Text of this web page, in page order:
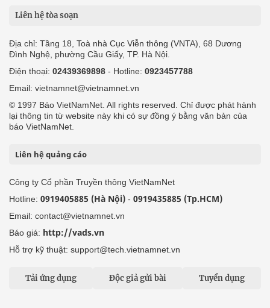
Liên hệ tòa soạn
Địa chỉ: Tầng 18, Toà nhà Cục Viễn thông (VNTA), 68 Dương
Đình Nghệ, phường Cầu Giấy, TP. Hà Nội.
Điện thoại: 02439369898 - Hotline: 0923457788
Email: vietnamnet@vietnamnet.vn
© 1997 Báo VietNamNet. All rights reserved. Chỉ được phát hành
lại thông tin từ website này khi có sự đồng ý bằng văn bản của
báo VietNamNet.
Liên hệ quảng cáo
Công ty Cổ phần Truyền thông VietNamNet
Hotline: 0919405885 (Hà Nội) - 0919435885 (Tp.HCM)
Email: contact@vietnamnet.vn
Báo giá: http://vads.vn
Hỗ trợ kỹ thuật: support@tech.vietnamnet.vn
Tải ứng dụng Độc giả gửi bài Tuyển dụng